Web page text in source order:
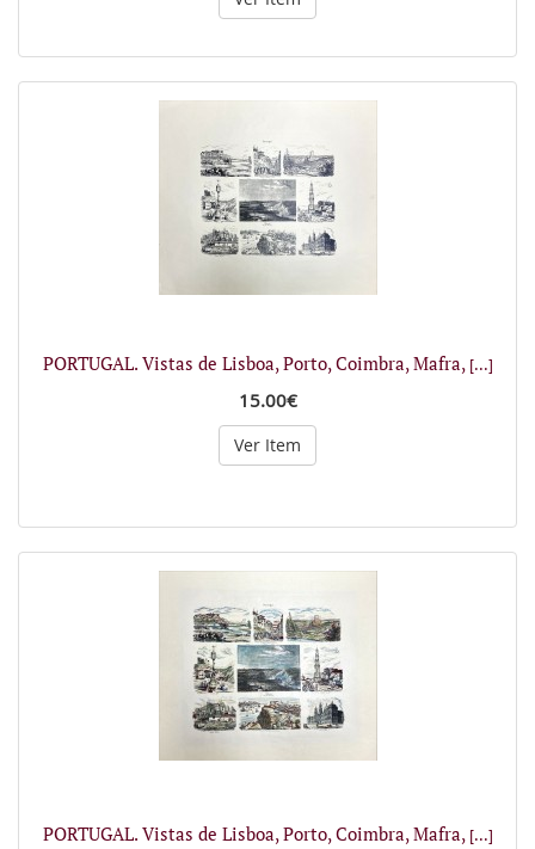
PORTUGAL. Vistas de Lisboa, Porto, Coimbra, Mafra, [...]
15.00€
Ver Item
PORTUGAL. Vistas de Lisboa, Porto, Coimbra, Mafra, [...]